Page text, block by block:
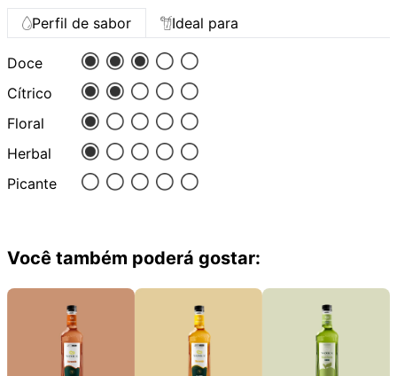
Perfil de sabor Ideal para
Doce
Cítrico
Floral
Herbal
Picante
Você também poderá gostar: